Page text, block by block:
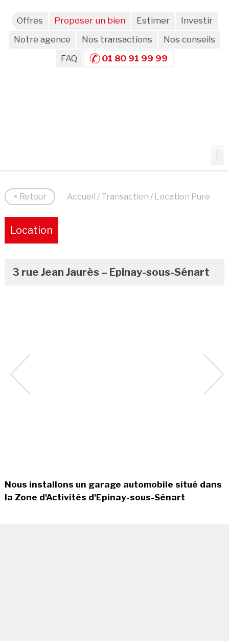
Offres Proposer un bien Estimer
Investir
Notre agence
Nos transactions
Nos conseils
FAQ
01 80 91 99 99
< Retour Accueil / Transaction / Location Pure
Location
3 rue Jean Jaurès – Epinay-sous-Sénart
Nous installons un garage automobile situé dans
la Zone d'Activités d'Epinay-sous-Sénart